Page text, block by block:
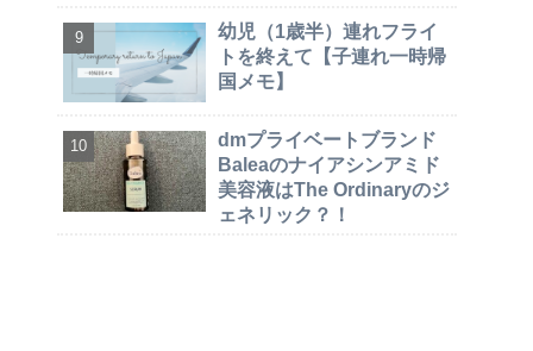
幼児（1歳半）連れフライ
トを終えて【子連れ一時帰
国メモ】
dmプライベートブランド
Baleaのナイアシンアミド
美容液はThe Ordinaryのジ
ェネリック？！